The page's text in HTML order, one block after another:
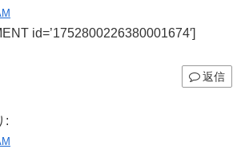
id=’1752800226380001674′]
返信
: